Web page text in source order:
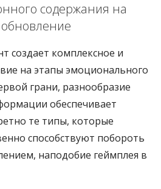
содержания на
обновление
создает комплексное и
на этапы эмоционального
грани, разнообразие
обеспечивает
те типы, которые
способствуют побороть
наподобие геймплея в